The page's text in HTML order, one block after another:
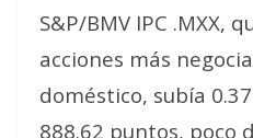
S&P/BMV IPC .MXX,
acciones más
doméstico, subía
888.62 puntos, poco